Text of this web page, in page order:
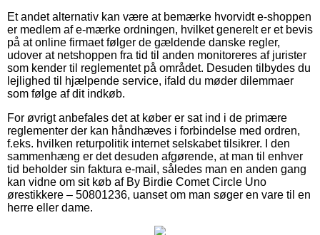
Et andet alternativ kan være at bemærke hvorvidt e-shoppen
er medlem af e-mærke ordningen, hvilket generelt er et bevis
på at online firmaet følger de gældende danske regler,
udover at netshoppen fra tid til anden monitoreres af jurister
som kender til reglementet på området. Desuden tilbydes du
lejlighed til hjælpende service, ifald du møder dilemmaer
som følge af dit indkøb.
For øvrigt anbefales det at køber er sat ind i de primære
reglementer der kan håndhæves i forbindelse med ordren,
f.eks. hvilken returpolitik internet selskabet tilsikrer. I den
sammenhæng er det desuden afgørende, at man til enhver
tid beholder sin faktura e-mail, således man en anden gang
kan vidne om sit køb af By Birdie Comet Circle Uno
ørestikkere – 50801236, uanset om man søger en vare til en
herre eller dame.